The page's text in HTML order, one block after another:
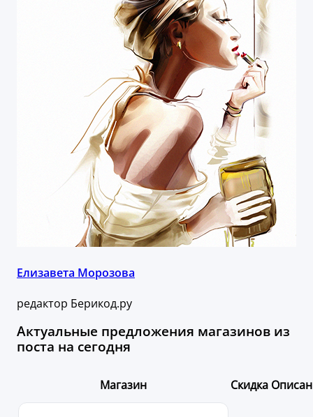
Елизавета Морозова
редактор Берикод.ру
Актуальные предложения магазинов из
поста на сегодня
Магазин Скидка